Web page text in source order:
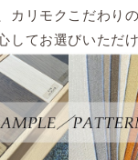
カリモクこだわり
してお選びいただけ